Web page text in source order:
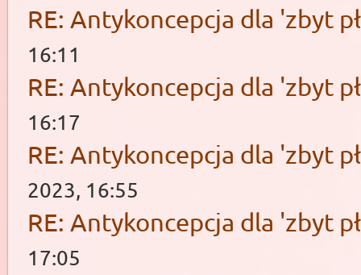
RE: Antykoncepcja dla 'zbyt
16:11
RE: Antykoncepcja dla 'zbyt
16:17
RE: Antykoncepcja dla 'zbyt
2023, 16:55
RE: Antykoncepcja dla 'zbyt
17:05